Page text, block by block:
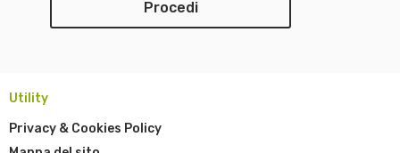
Utility
Privacy & Cookies Policy